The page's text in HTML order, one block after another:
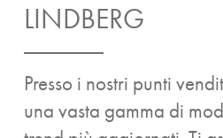
LINDBERG
Presso i nostri punti
una vasta gamma di